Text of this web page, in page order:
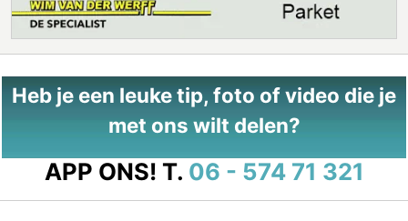
Heb je een leuke tip, foto of video die je
met ons wilt delen?
APP ONS! T. 06 - 574 71 321